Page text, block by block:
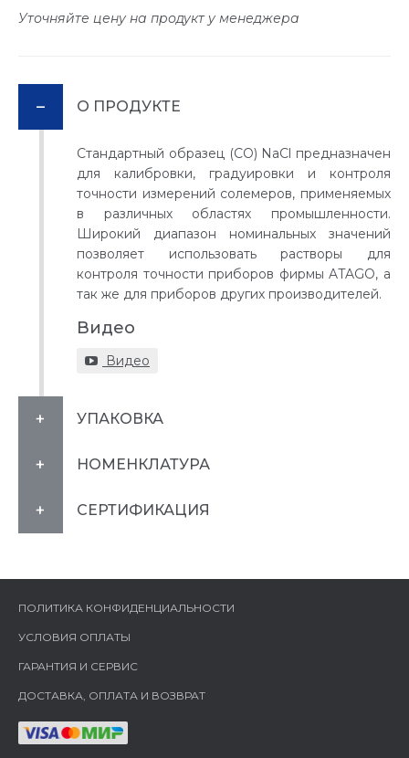
Уточняйте цену на продукт у менеджера
О ПРОДУКТЕ
Стандартный образец (СО) NaCl предназначен
для калибровки, градуировки и контроля
точности измерений солемеров, применяемых
в различных областях промышленности.
Широкий диапазон номинальных значений
позволяет использовать растворы для
контроля точности приборов фирмы ATAGO, а
так же для приборов других производителей.
Видео
Видео
УПАКОВКА
НОМЕНКЛАТУРА
СЕРТИФИКАЦИЯ
ПОЛИТИКА КОНФИДЕНЦИАЛЬНОСТИ
УСЛОВИЯ ОПЛАТЫ
ГАРАНТИЯ И СЕРВИС
ДОСТАВКА, ОПЛАТА И ВОЗВРАТ